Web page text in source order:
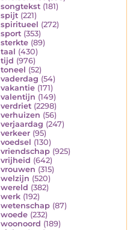
songtekst (181)
spijt (221)
spiritueel (272)
sport (353)
sterkte (89)
taal (430)
tijd (976)
toneel (52)
vaderdag (54)
vakantie (171)
valentijn (149)
verdriet (2298)
verhuizen (56)
verjaardag (247)
verkeer (95)
voedsel (130)
vriendschap (925)
vrijheid (642)
vrouwen (315)
welzijn (520)
wereld (382)
werk (192)
wetenschap (87)
woede (232)
woonoord (189)